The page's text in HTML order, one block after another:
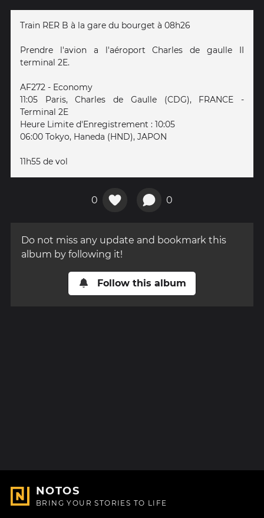
Train RER B à la gare du bourget à 08h26
Prendre l'avion a l'aéroport Charles de gaulle II
terminal 2E.
AF272 - Economy
11:05 Paris, Charles de Gaulle (CDG), FRANCE -
Terminal 2E
Heure Limite d'Enregistrement : 10:05
06:00 Tokyo, Haneda (HND), JAPON
11h55 de vol
0 0
Do not miss any update and bookmark this
album by following it!
Follow this album
NOTOS
BRING YOUR STORIES TO LIFE